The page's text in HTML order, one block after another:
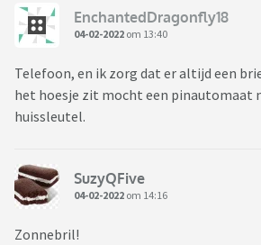
EnchantedDragonfly18
04-02-2022 om 13:40
Telefoon, en ik zorg dat er altijd een
het hoesje zit mocht een pinautomaat
huissleutel.
SuzyQFive
04-02-2022 om 14:16
Zonnebril!